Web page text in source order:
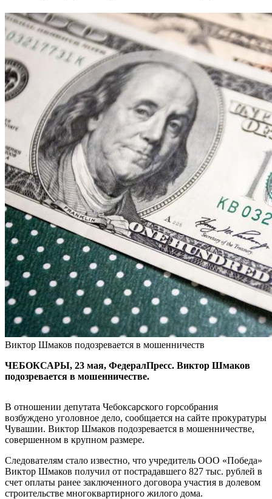
Виктор Шмаков подозревается в мошенничеств
ЧЕБОКСАРЫ, 23 мая, ФедералПресс. Виктор Шмаков
подозревается в мошенничестве.
В отношении депутата Чебоксарского горсобрания
возбуждено уголовное дело, сообщается на сайте прокуратуры
Чувашии. Виктор Шмаков подозревается в мошенничестве,
совершенном в крупном размере.
Следователям стало известно, что учредитель ООО «Победа»
Виктор Шмаков получил от пострадавшего 827 тыс. рублей в
счет оплаты ранее заключенного договора участия в долевом
строительстве многоквартирного жилого дома.